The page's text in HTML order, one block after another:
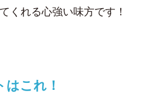
くれる心強い味方です！
これ！